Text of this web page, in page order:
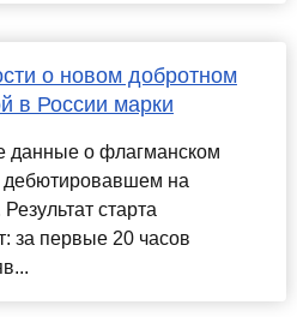
о новом добротном
в России марки
данные о флагманском
дебютировавшем на
старта
за первые 20 часов